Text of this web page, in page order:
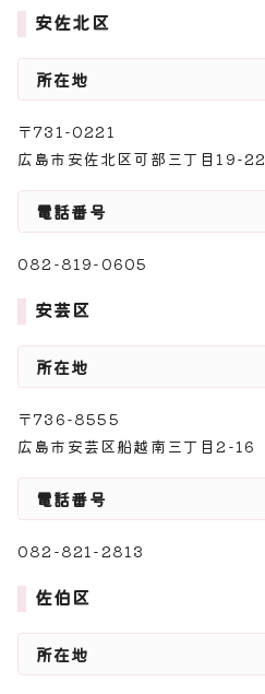
安佐北区
所在地
〒731-0221
広島市安佐北区可部三丁目19-22
電話番号
082-819-0605
安芸区
所在地
〒736-8555
広島市安芸区船越南三丁目2-16
電話番号
082-821-2813
佐伯区
所在地